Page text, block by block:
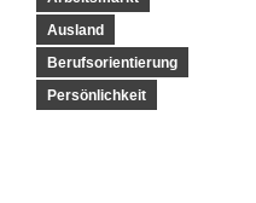
Ausland
Berufsorientierung
Persönlichkeit